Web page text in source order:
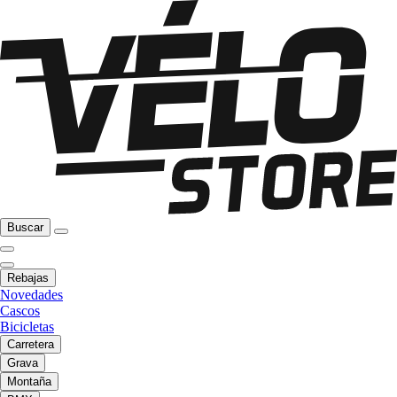
Buscar
Rebajas
Novedades
Cascos
Bicicletas
Carretera
Grava
Montaña